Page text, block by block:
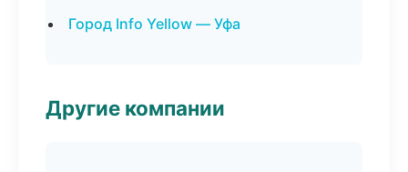
Город Info Yellow — Уфа
Другие компании